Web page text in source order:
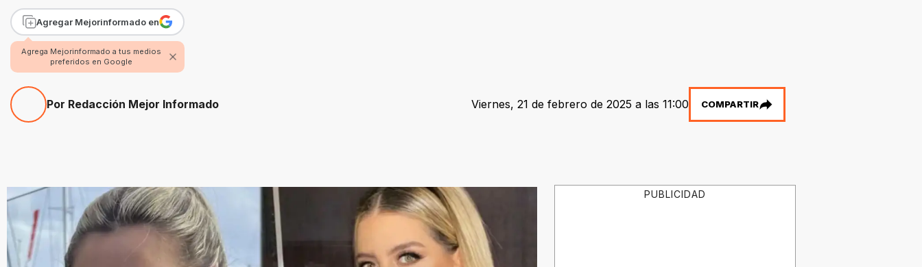
Agregar Mejorinformado en
Agrega Mejorinformado a tus medios
preferidos en Google
Por Redacción Mejor Informado Viernes, 21 de febrero de 2025 a las 11:00 COMPARTIR
PUBLICIDAD